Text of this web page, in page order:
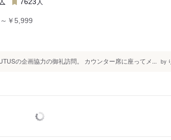
￥5,999
の企画協力の御礼訪問。 カウンター席に座ってメ... by